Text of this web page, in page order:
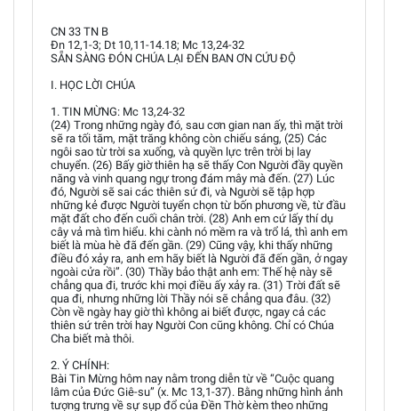
CN 33 TN B
Đn 12,1-3; Dt 10,11-14.18; Mc 13,24-32
SẴN SÀNG ĐÓN CHÚA LẠI ĐẾN BAN ƠN CỨU ĐỘ
I. HỌC LỜI CHÚA
1. TIN MỪNG: Mc 13,24-32
(24) Trong những ngày đó, sau cơn gian nan ấy, thì mặt trời
sẽ ra tối tăm, mặt trăng không còn chiếu sáng, (25) Các
ngôi sao từ trời sa xuống, và quyền lực trên trời bị lay
chuyển. (26) Bấy giờ thiên hạ sẽ thấy Con Người đầy quyền
năng và vinh quang ngự trong đám mây mà đến. (27) Lúc
đó, Người sẽ sai các thiên sứ đi, và Người sẽ tập hợp
những kẻ được Người tuyển chọn từ bốn phương về, từ đầu
mặt đất cho đến cuối chân trời. (28) Anh em cứ lấy thí dụ
cây vả mà tìm hiểu. khi cành nó mềm ra và trổ lá, thì anh em
biết là mùa hè đã đến gần. (29) Cũng vậy, khi thấy những
điều đó xảy ra, anh em hãy biết là Người đã đến gần, ở ngay
ngoài cửa rồi”. (30) Thầy bảo thật anh em: Thế hệ này sẽ
chẳng qua đi, trước khi mọi điều ấy xảy ra. (31) Trời đất sẽ
qua đi, nhưng những lời Thầy nói sẽ chẳng qua đâu. (32)
Còn về ngày hay giờ thì không ai biết được, ngay cả các
thiên sứ trên trời hay Người Con cũng không. Chỉ có Chúa
Cha biết mà thôi.
2. Ý CHÍNH:
Bài Tin Mừng hôm nay nằm trong diễn từ về “Cuộc quang
lâm của Đức Giê-su” (x. Mc 13,1-37). Bằng những hình ảnh
tượng trưng về sự sụp đổ của Đền Thờ kèm theo những